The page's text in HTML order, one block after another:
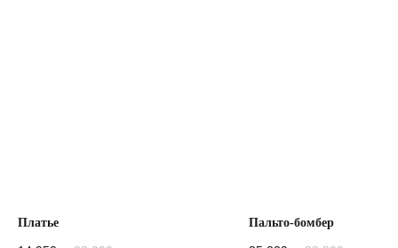
Платье Пальто-бомбер